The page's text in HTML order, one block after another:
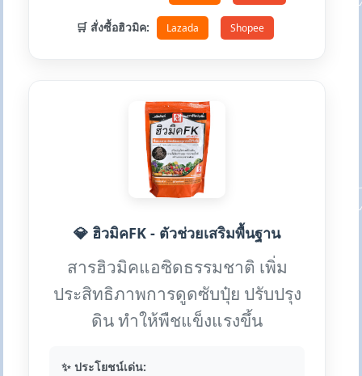
🛒 สั่งซื้อฮิวมิค: Lazada Shopee
💎 ฮิวมิคFK - ตัวช่วยเสริมพื้นฐาน
สารฮิวมิคแอซิดธรรมชาติ เพิ่ม
ประสิทธิภาพการดูดซับปุ๋ย ปรับปรุง
ดิน ทำให้พืชแข็งแรงขึ้น
✨ ประโยชน์เด่น: